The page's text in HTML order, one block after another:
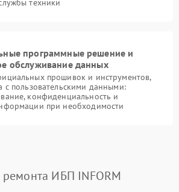
техники
программные решение и
обслуживание данных
прошивок и инструментов,
с пользовательскими данными:
конфиденциальность и
при необходимости
ИБП INFORM